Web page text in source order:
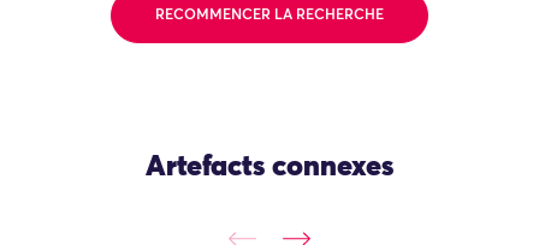
RECOMMENCER LA RECHERCHE
Artefacts connexes